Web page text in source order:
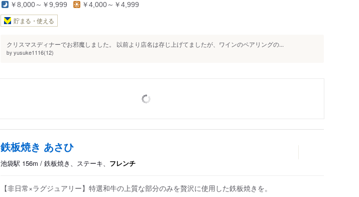
￥8,000～￥9,999 ￥4,000～￥4,999
貯まる・使える
クリスマスディナーでお邪魔しました。 以前より店名は存じ上げてましたが、ワインのペアリングの...
by yusuke1116(12)
鉄板焼き あさひ
池袋駅 156m / 鉄板焼き、ステーキ、 フレンチ
【非日常×ラグジュアリー】特選和牛の上質な部分のみを贅沢に使用した鉄板焼きを。